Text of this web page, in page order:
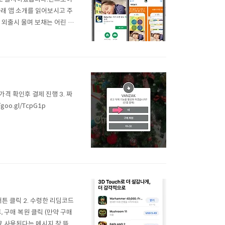
앱 소개를 읽어보시고 주
출시 울며 보채는 어린 아
격 확인후 결제 진행 3. 짜
goo.gl/TcpG1p
클릭 2. 수령한 리딤코드
구매 복원 클릭 (만약 구매